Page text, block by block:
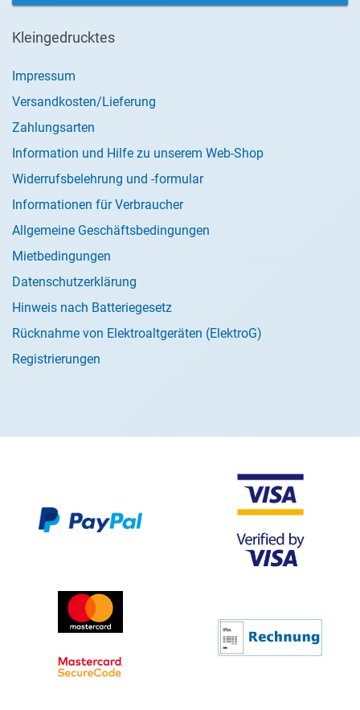
Kleingedrucktes
Impressum
Versandkosten/Lieferung
Zahlungsarten
Information und Hilfe zu unserem Web-Shop
Widerrufsbelehrung und -formular
Informationen für Verbraucher
Allgemeine Geschäftsbedingungen
Mietbedingungen
Datenschutzerklärung
Hinweis nach Batteriegesetz
Rücknahme von Elektroaltgeräten (ElektroG)
Registrierungen